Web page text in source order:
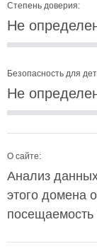
Степень доверия:
Не
Безопасность для
Не
О сайте:
Анализ
этого домена
посещаемость